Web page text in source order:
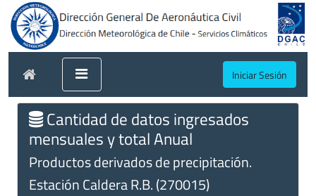
Iniciar Sesión
Cantidad de datos ingresados
mensuales y total Anual
Productos derivados de precipitación.
Estación Caldera R.B. (270015)